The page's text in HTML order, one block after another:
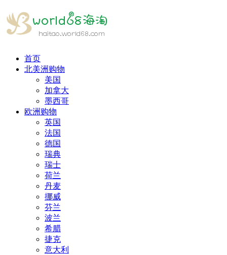
首页
北美洲购物
美国
加拿大
墨西哥
欧洲购物
英国
法国
德国
瑞典
瑞士
荷兰
丹麦
挪威
芬兰
波兰
希腊
捷克
意大利